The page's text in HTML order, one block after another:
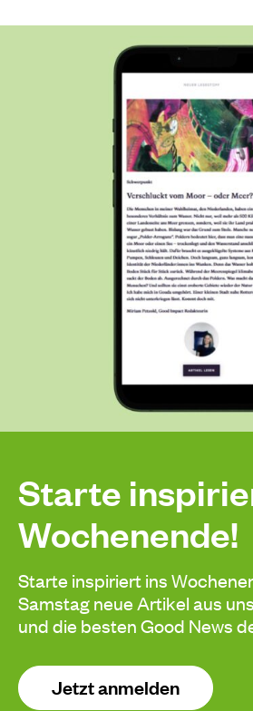
Starte
Wochenende!
Starte inspiriert ins
Samstag neue Artikel aus
und die besten Good News
Jetzt anmelden